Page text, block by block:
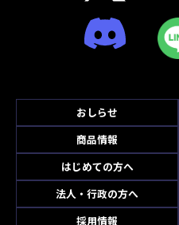
おしらせ
商品情報
はじめての方へ
法人・行政の方へ
採用情報